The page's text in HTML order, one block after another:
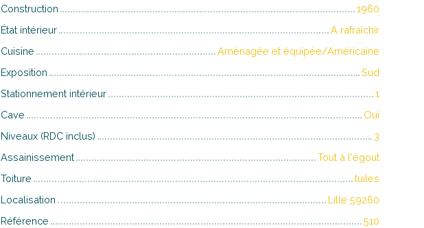
Construction
1960
État intérieur
A rafraîchir
Cuisine
Aménagée et équipée/Américaine
Exposition
Sud
Stationnement intérieur
1
Cave
Oui
Niveaux (RDC inclus)
3
Assainissement
Tout à l'égout
Toiture
tuiles
Localisation
Lille 59260
Référence
510